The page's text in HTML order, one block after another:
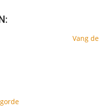
Vang de